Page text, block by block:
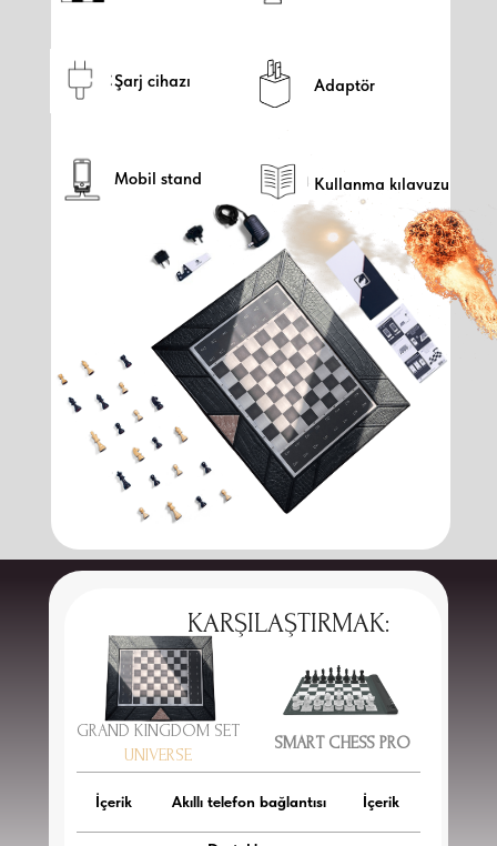
Şarj cihazı
Mobil stand
Adaptör
Kullanma kılavuzu
SMART CHESS PRO
Akıllı telefon bağlantısı
KARŞILAŞTIRMAK:
İçerik İçerik
GRAND KINGDOM SET
UNIVERSE